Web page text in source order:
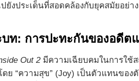
ยังประเด็นที่สอดคล้องกับยุคสมัยอย่
บท: การปะทะกันของอดีต
Out 2มีความเฉียบคมในการใช้
ย “ความสุข” (Joy) เป็นตัวแทนขอ